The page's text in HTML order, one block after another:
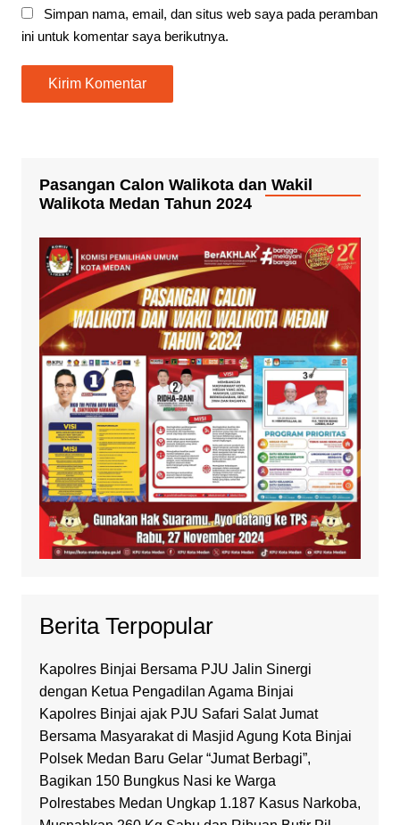
Simpan nama, email, dan situs web saya pada peramban
ini untuk komentar saya berikutnya.
Pasangan Calon Walikota dan Wakil
Walikota Medan Tahun 2024
Berita Terpopular
Kapolres Binjai Bersama PJU Jalin Sinergi
dengan Ketua Pengadilan Agama Binjai
Kapolres Binjai ajak PJU Safari Salat Jumat
Bersama Masyarakat di Masjid Agung Kota Binjai
Polsek Medan Baru Gelar “Jumat Berbagi”,
Bagikan 150 Bungkus Nasi ke Warga
Polrestabes Medan Ungkap 1.187 Kasus Narkoba,